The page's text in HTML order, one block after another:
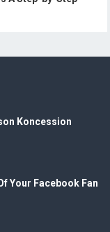
Koncession
Your Facebook Fan